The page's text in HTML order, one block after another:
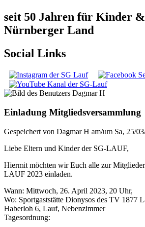
seit 50 Jahren für Kinder
Nürnberger Land
Social Links
Einladung Mitgliedsversammlung
Gespeichert von Dagmar H am/um Sa, 25/
Liebe Eltern und Kinder der SG-LAUF,
Hiermit möchten wir Euch alle zur
LAUF 2023 einladen.
Wann: Mittwoch, 26. April 2023, 20 Uhr,
Wo: Sportgaststätte Dionysos des TV 1877
Haberloh 6, Lauf, Nebenzimmer
Tagesordnung: